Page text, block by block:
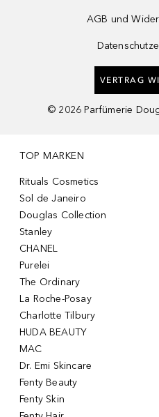
AGB und
VERTRAG
© 2026 Parfümerie
TOP MARKEN
Rituals Cosmetics
Sol de Janeiro
Douglas Collection
Stanley
CHANEL
Purelei
The Ordinary
La Roche-Posay
Charlotte Tilbury
HUDA BEAUTY
MAC
Dr. Emi Skincare
Fenty Beauty
Fenty Skin